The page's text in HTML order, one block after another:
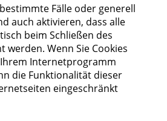
Fälle oder generell
auch aktivieren, dass alle
beim Schließen des
werden. Wenn Sie Cookies
Internetprogramm
die Funktionalität dieser
eingeschränkt